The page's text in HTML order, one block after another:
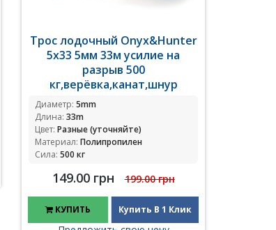
Трос лодочный Onyx&Hunter
5x33 5мм 33м усилие на
разрыв 500
кг,верёвка,канат,шнур
Диаметр:5mm
Длина:33m
Цвет:Разные (уточняйте)
Материал:Полипропилен
Сила:500 кг
149.00 грн 199.00 грн
КУПИТЬ Купить В 1 Клик